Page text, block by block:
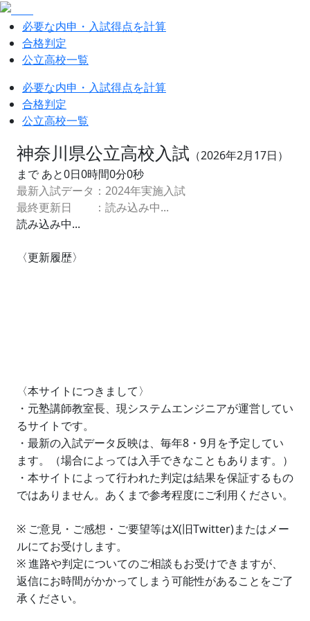
必要な内申・入試得点を計算
合格判定
公立高校一覧
必要な内申・入試得点を計算
合格判定
公立高校一覧
神奈川県公立高校入試 （2026年2月17日）
まで あと0日0時間0分0秒
最新入試データ： 2024年実施入試
最終更新日 ： 読み込み中...
読み込み中...
〈更新履歴〉
〈本サイトにつきまして〉
・元塾講師教室長、現システムエンジニアが運営してい
るサイトです。
・最新の入試データ反映は、毎年8・9月を予定してい
ます。（場合によっては入手できなこともあります。）
・本サイトによって行われた判定は結果を保証するもの
ではありません。あくまで参考程度にご利用ください。
※ ご意見・ご感想・ご要望等はX(旧Twitter)またはメー
ルにてお受けします。
※ 進路や判定についてのご相談もお受けできますが、
返信にお時間がかかってしまう可能性があることをご了
承ください。